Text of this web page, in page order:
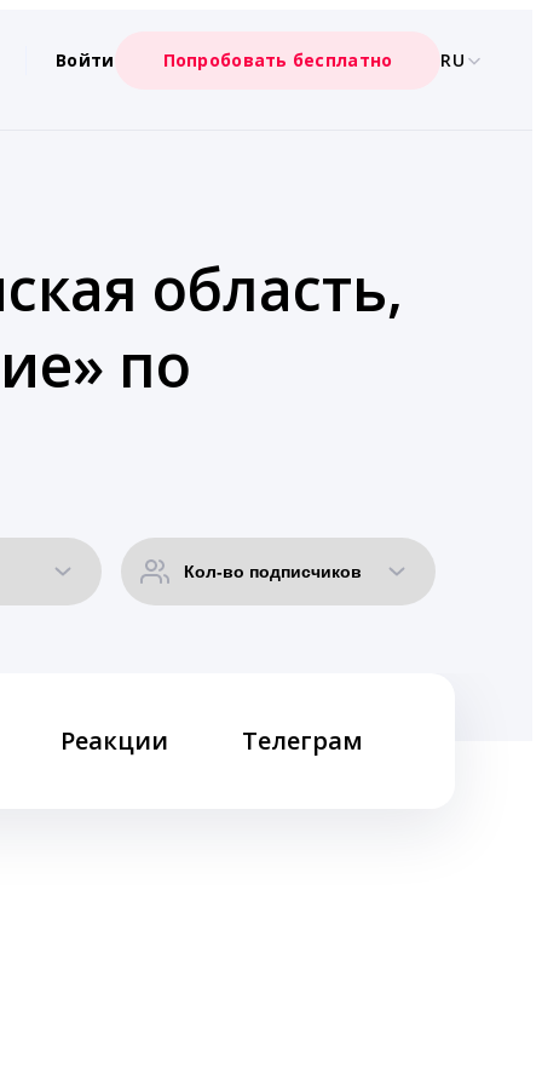
Войти Попробовать бесплатно RU
область,
по
Реакции Телеграм